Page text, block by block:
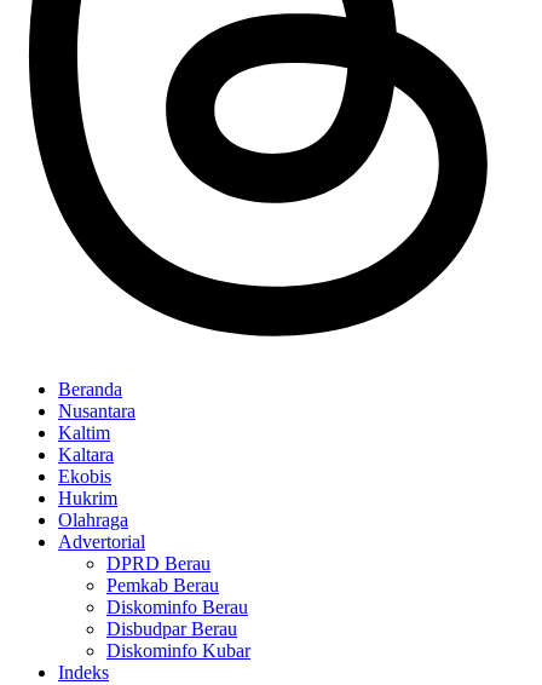
Beranda
Nusantara
Kaltim
Kaltara
Ekobis
Hukrim
Olahraga
Advertorial
DPRD Berau
Pemkab Berau
Diskominfo Berau
Disbudpar Berau
Diskominfo Kubar
Indeks